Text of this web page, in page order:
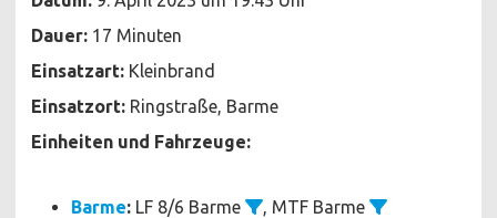
Dauer: 17 Minuten
Einsatzart: Kleinbrand
Einsatzort: Ringstraße, Barme
Einheiten und Fahrzeuge:
Barme: LF 8/6 Barme , MTF Barme